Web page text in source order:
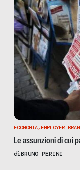
ECONOMIA,EMPLOYER
Le assunzioni di cui
diBRUNO PERINI